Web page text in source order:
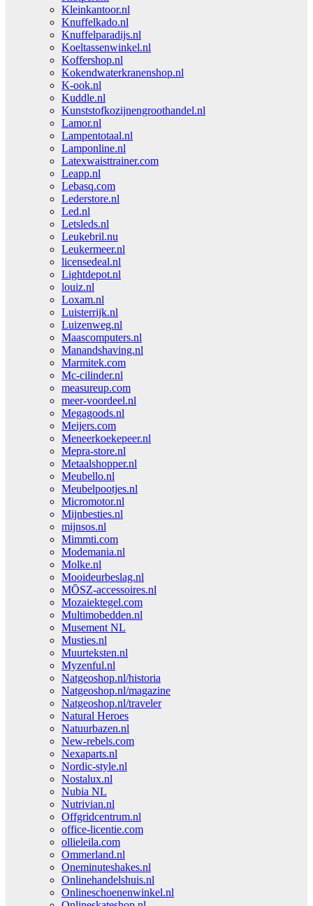
Kleinkantoor.nl
Knuffelkado.nl
Knuffelparadijs.nl
Koeltassenwinkel.nl
Koffershop.nl
Kokendwaterkranenshop.nl
K-ook.nl
Kuddle.nl
Kunststofkozijnengroothandel.nl
Lamor.nl
Lampentotaal.nl
Lamponline.nl
Latexwaisttrainer.com
Leapp.nl
Lebasq.com
Lederstore.nl
Led.nl
Letsleds.nl
Leukebril.nu
Leukermeer.nl
licensedeal.nl
Lightdepot.nl
louiz.nl
Loxam.nl
Luisterrijk.nl
Luizenweg.nl
Maascomputers.nl
Manandshaving.nl
Marmitek.com
Mc-cilinder.nl
measureup.com
meer-voordeel.nl
Megagoods.nl
Meijers.com
Meneerkoekepeer.nl
Mepra-store.nl
Metaalshopper.nl
Meubello.nl
Meubelpootjes.nl
Micromotor.nl
Mijnbesties.nl
mijnsos.nl
Mimmti.com
Modemania.nl
Molke.nl
Mooideurbeslag.nl
MŌSZ-accessoires.nl
Mozaiektegel.com
Multimobedden.nl
Musement NL
Musties.nl
Muurteksten.nl
Myzenful.nl
Natgeoshop.nl/historia
Natgeoshop.nl/magazine
Natgeoshop.nl/traveler
Natural Heroes
Natuurbazen.nl
New-rebels.com
Nexaparts.nl
Nordic-style.nl
Nostalux.nl
Nubia NL
Nutrivian.nl
Offgridcentrum.nl
office-licentie.com
ollieleila.com
Ommerland.nl
Oneminuteshakes.nl
Onlinehandelshuis.nl
Onlineschoenenwinkel.nl